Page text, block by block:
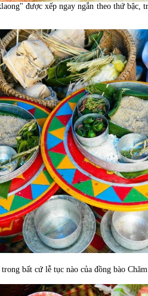
được xếp ngay ngắn theo thứ bậc,
bất cứ lễ tục nào của đồng bào Chăm.